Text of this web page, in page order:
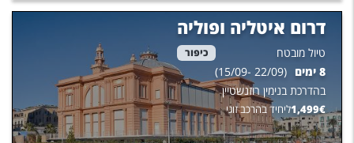
דרום איטליה ופוליה
טיול מובטח כיפור
8 ימים (
22/09
-
15/09
)
בהדרכת בנימין רוזנשטיין
1,499€ ליחיד בהרכב זוגי